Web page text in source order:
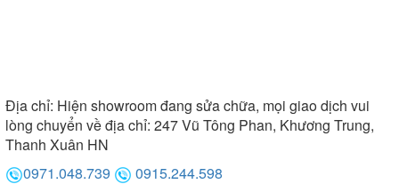
Địa chỉ: Hiện showroom đang sửa chữa, mọi giao dịch vui
lòng chuyển về địa chỉ: 247 Vũ Tông Phan, Khương Trung,
Thanh Xuân HN
0971.048.739
0915.244.598